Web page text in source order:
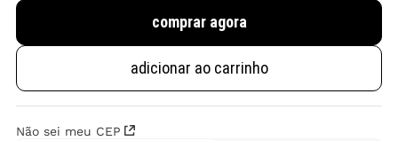
comprar agora
adicionar ao carrinho
Não sei meu CEP